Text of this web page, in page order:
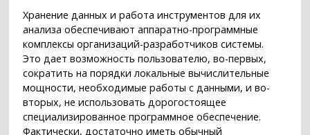
Хранение данных и работа инструментов для их
анализа обеспечивают аппаратно-программные
комплексы организаций-разработчиков системы.
Это дает возможность пользователю, во-первых,
сократить на порядки локальные вычислительные
мощности, необходимые работы с данными, и во-
вторых, не использовать дорогостоящее
специализированное программное обеспечение.
Фактически, достаточно иметь обычный